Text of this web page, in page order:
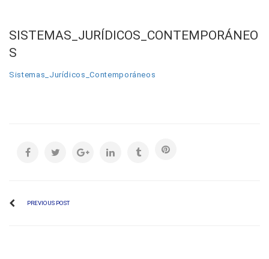
SISTEMAS_JURÍDICOS_CONTEMPORÁNEO
S
Sistemas_Jurídicos_Contemporáneos
PREVIOUS POST